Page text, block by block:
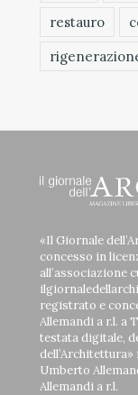
restauro
«Il Giornale
concesso in
all’associazione
registrato e
Allemandi a r.l. a
testata digitale,
Umberto
Allemandi a r.l.